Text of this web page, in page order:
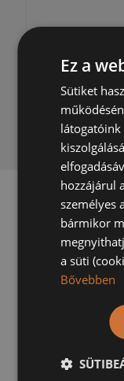
Van-e
Ez a
Sütiket
látogatóink
hozzájárul
személyes
bármikor
a süti
Bővebben